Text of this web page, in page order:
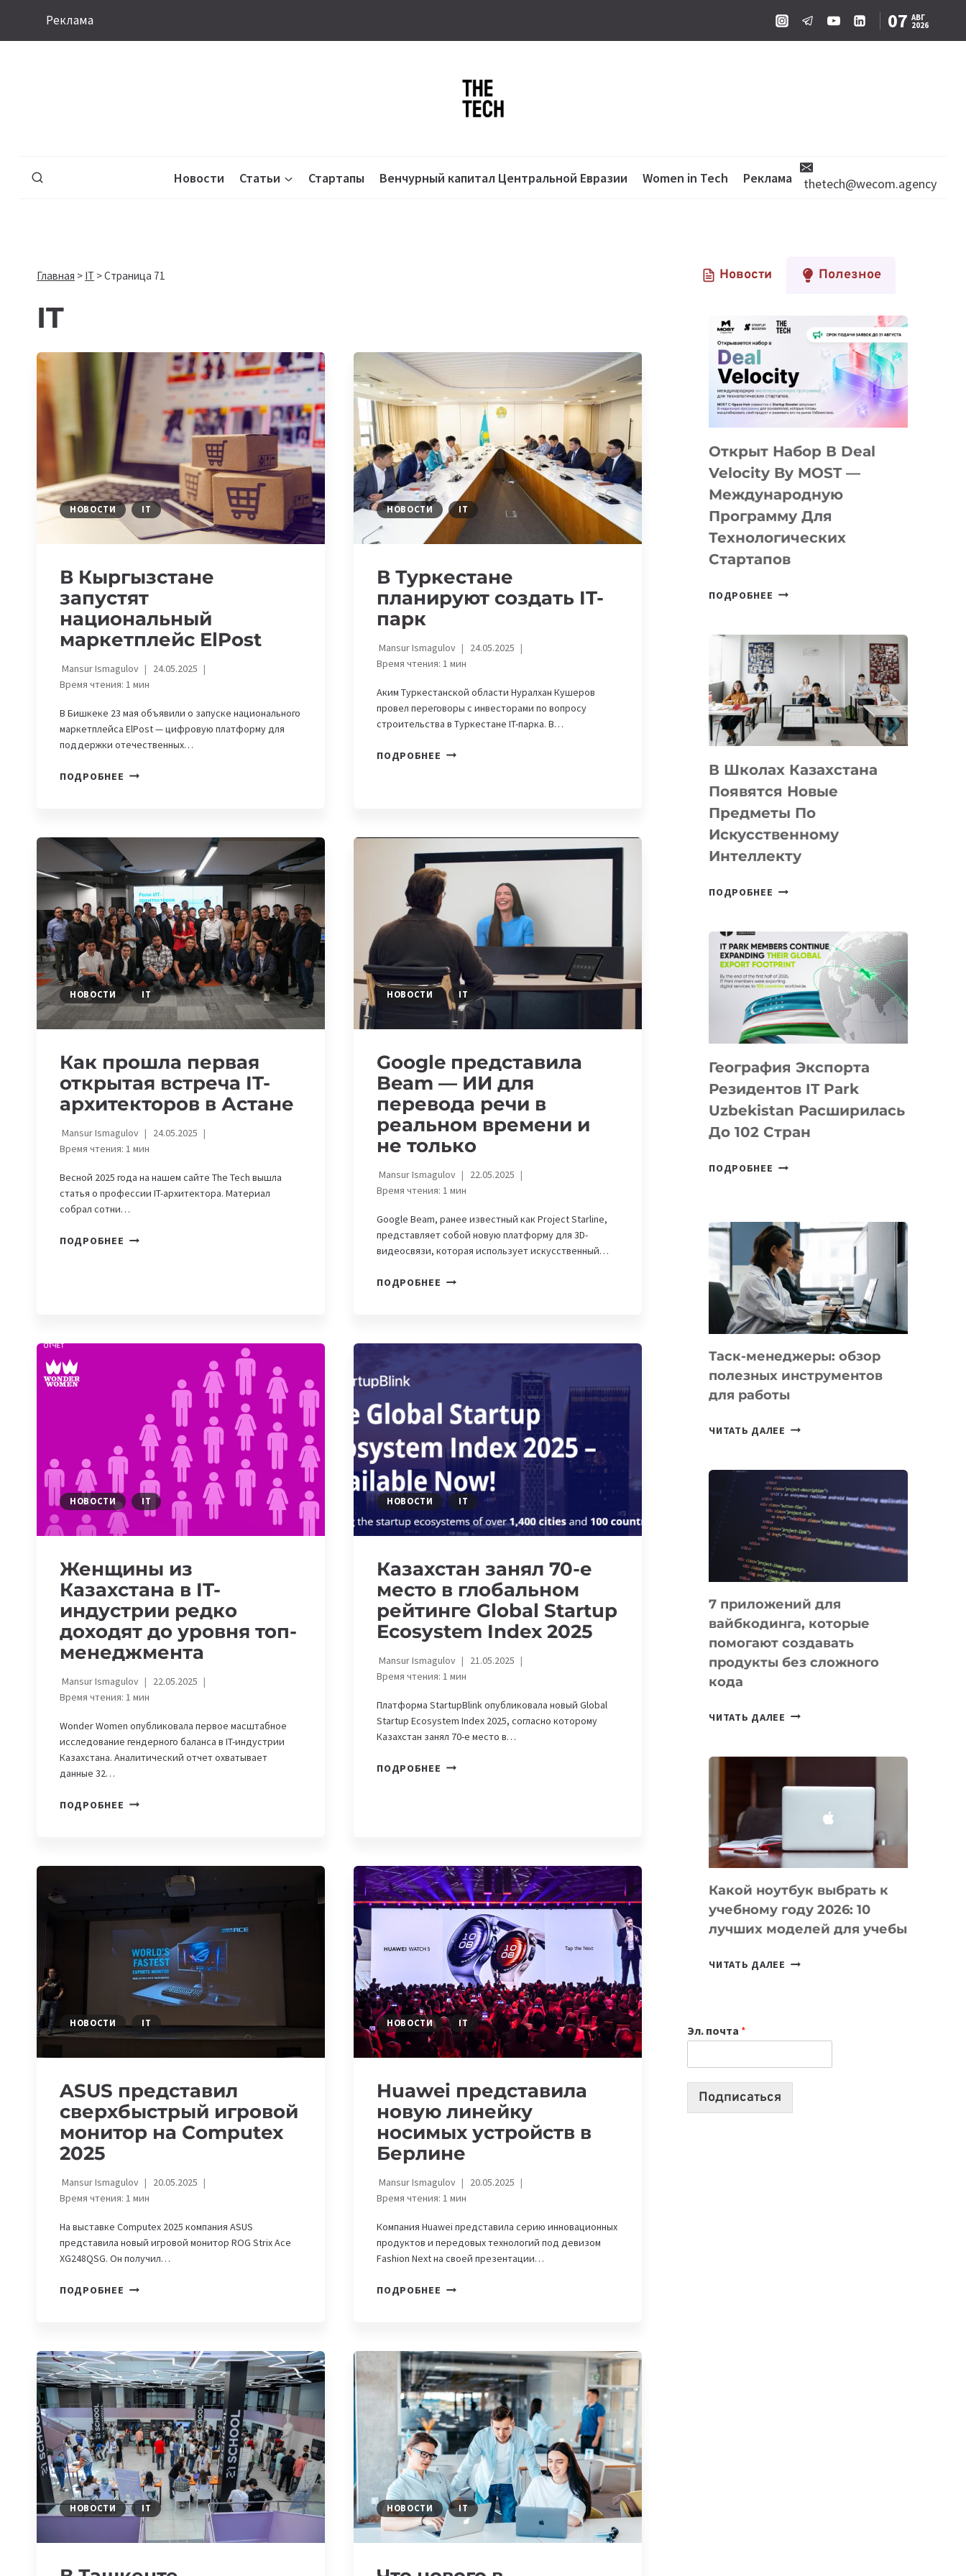
Реклама 07 АВГ
2026
Новости Статьи Стартапы Венчурный капитал Центральной Евразии Women in Tech Реклама thetech@wecom.agency
Главная > IT >Страница 71
IT
НОВОСТИ IT
В Кыргызстане
запустят
национальный
маркетплейс ElPost
Mansur Ismagulov
24.05.2025
Время чтения: 1 мин
В Бишкеке 23 мая объявили о запуске национального
маркетплейса ElPost — цифровую платформу для
поддержки отечественных…
ПОДРОБНЕЕ В
МАРКЕТПЛЕЙС
ELPOST
НОВОСТИ IT
В Туркестане
планируют создать IT-
парк
Mansur Ismagulov
24.05.2025
Время чтения: 1мин
Аким Туркестанской области Нуралхан Кушеров
провел переговоры с инвесторами по вопросу
строительства в Туркестане IT-парка. В…
ПОДРОБНЕЕ В
ПАРК
НОВОСТИ IT
Как прошла первая
открытая встреча IT-
архитекторов в Астане
Mansur Ismagulov
24.05.2025
Время чтения: 1 мин
Весной 2025 года на нашем сайте The Tech вышла
статья о профессии IT-архитектора. Материал
собрал сотни…
ПОДРОБНЕЕ КАК
НОВОСТИ IT
Google представила
Beam — ИИ для
перевода речи в
реальном времени и
не только
Mansur Ismagulov
22.05.2025
Время чтения: 1мин
Google Beam, ранее известный как Project Starline,
представляет собой новую платформу для 3D-
видеосвязи, которая использует искусственный…
ПОДРОБНЕЕ GOOGLE
ИИ
РЕАЛЬНОМ
ВРЕМЕНИ
И
НЕ
ТОЛЬКО
НОВОСТИ IT
Женщины из
Казахстана в IT-
индустрии редко
доходят до уровня топ-
менеджмента
Mansur Ismagulov
22.05.2025
Время чтения: 1 мин
Wonder Women опубликовала первое масштабное
исследование гендерного баланса в IT-индустрии
Казахстана. Аналитический отчет охватывает
данные 32…
ПОДРОБНЕЕ ЖЕНЩИНЫ
IT-
ИНДУСТРИИ
ДОХОДЯТ
ДО
УРОВНЯ
ТОП-
МЕНЕДЖМЕНТА
НОВОСТИ IT
Казахстан занял 70-е
место в глобальном
рейтинге Global Startup
Ecosystem Index 2025
Mansur Ismagulov
21.05.2025
Время чтения: 1мин
Платформа StartupBlink опубликовала новый Global
Startup Ecosystem Index 2025, согласно которому
Казахстан занял 70-е место в…
ПОДРОБНЕЕ КАЗАХСТАН
ГЛОБАЛЬНОМ
РЕЙТИНГЕ
GLOBAL
STARTUP
ECOSYSTEM
INDEX
2025
НОВОСТИ IT
ASUS представил
сверхбыстрый игровой
монитор на Computex
2025
Mansur Ismagulov
20.05.2025
Время чтения: 1 мин
На выставке Computex 2025 компания ASUS
представила новый игровой монитор ROG Strix Ace
XG248QSG. Он получил…
ПОДРОБНЕЕ ASUS
МОНИТОР
НА
COMPUTEX
2025
НОВОСТИ IT
Huawei представила
новую линейку
носимых устройств в
Берлине
Mansur Ismagulov
20.05.2025
Время чтения: 1мин
Компания Huawei представила серию инновационных
продуктов и передовых технологий под девизом
Fashion Next на своей презентации…
ПОДРОБНЕЕ HUAWEI
НОСИМЫХ
УСТРОЙСТВ
В
БЕРЛИНЕ
НОВОСТИ IT НОВОСТИ IT
Новости Полезное
Открыт Набор В Deal
Velocity By MOST —
Международную
Программу Для
Технологических
Стартапов
ПОДРОБНЕЕ ОТКРЫТ
DEAL
VELOCITY
MOST
—
МЕЖДУНАРОДНУЮ
ДЛЯ
ТЕХНОЛОГИЧЕСКИХ
СТАРТАПОВ
В Школах Казахстана
Появятся Новые
Предметы По
Искусственному
Интеллекту
ПОДРОБНЕЕ
ПОЯВЯТСЯ
НОВЫЕ
ПРЕДМЕТЫ
ПО
ИСКУССТВЕННОМУ
ИНТЕЛЛЕКТУ
География Экспорта
Резидентов IT Park
Uzbekistan Расширилась
До 102 Стран
ПОДРОБНЕЕ ГЕОГРАФИЯ
PARK
UZBEKISTAN
РАСШИРИЛАСЬ
ДО
102
СТРАН
Таск-менеджеры: обзор
полезных инструментов
для работы
ЧИТАТЬ ДАЛЕЕ ТАСК-
ПОЛЕЗНЫХ
ИНСТРУМЕНТОВ
ДЛЯ
РАБОТЫ
7 приложений для
вайбкодинга, которые
помогают создавать
продукты без сложного
кода
ЧИТАТЬ ДАЛЕЕ
КОТОРЫЕ
СОЗДАВАТЬ
БЕЗ
КОДА
Какой ноутбук выбрать к
учебному году 2026: 10
лучших моделей для учебы
ЧИТАТЬ ДАЛЕЕ КАКОЙ
2026:
10
Эл. почта *
Подписаться